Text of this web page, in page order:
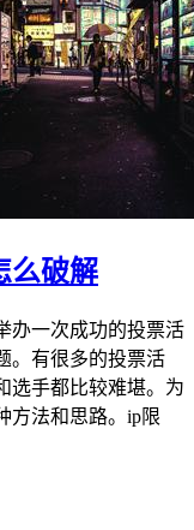
么破解
办一次成功的投票活
。有很多的投票活
选手都比较难堪。为
方法和思路。ip限